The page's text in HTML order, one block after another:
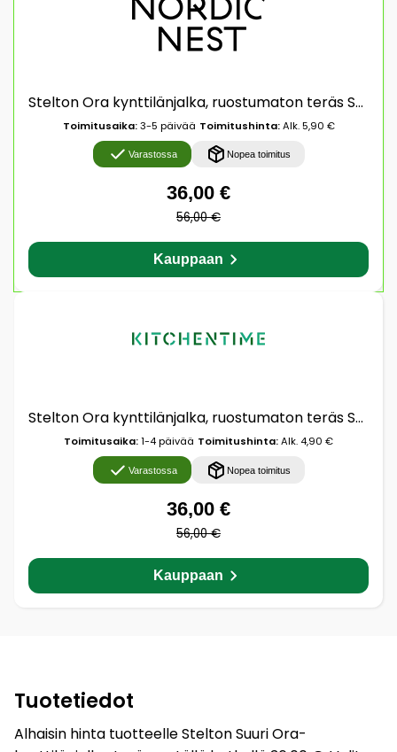
Stelton Ora kynttilänjalka, ruostumaton teräs Suuri
Toimitusaika:3-5 päivää Toimitushinta:Alk. 5,90 €
Varastossa Nopea toimitus
36,00 €
56,00 €
Kauppaan
Stelton Ora kynttilänjalka, ruostumaton teräs Suuri
Toimitusaika:1-4 päivää Toimitushinta:Alk. 4,90 €
Varastossa Nopea toimitus
36,00 €
56,00 €
Kauppaan
Tuotetiedot
Alhaisin hinta tuotteelle Stelton Suuri Ora-